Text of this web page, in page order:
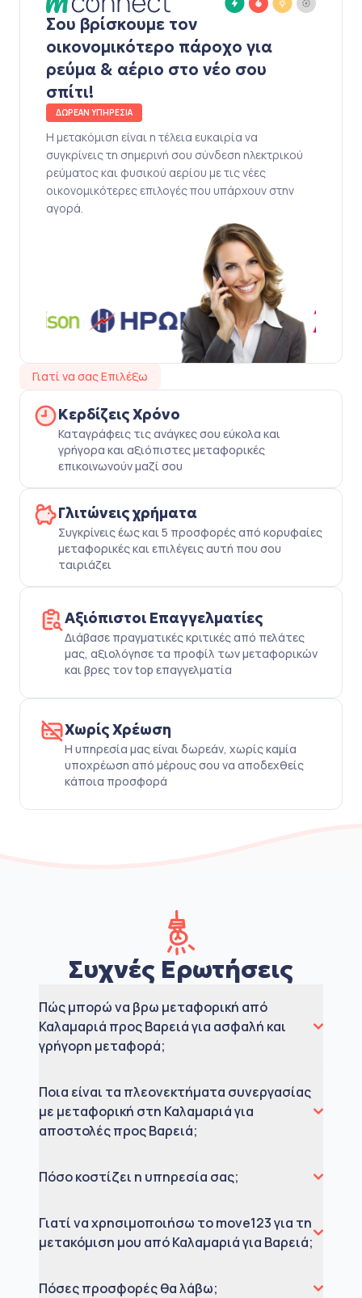
Σου βρίσκουμε τον
οικονομικότερο πάροχο για
ρεύμα & αέριο στο νέο σου
σπίτι!
ΔΩΡΕΑΝ ΥΠΗΡΕΣΙΑ
Η μετακόμιση είναι η τέλεια ευκαιρία να
συγκρίνεις τη σημερινή σου σύνδεση ηλεκτρικού
ρεύματος και φυσικού αερίου με τις νέες
οικονομικότερες επιλογές που υπάρχουν στην
αγορά.
Γιατί να σας Επιλέξω
Κερδίζεις Χρόνο
Καταγράφεις τις ανάγκες σου εύκολα και
γρήγορα και αξιόπιστες μεταφορικές
επικοινωνούν μαζί σου
Γλιτώνεις χρήματα
Συγκρίνεις έως και 5 προσφορές από κορυφαίες
μεταφορικές και επιλέγεις αυτή που σου
ταιριάζει
Αξιόπιστοι Επαγγελματίες
Διάβασε πραγματικές κριτικές από πελάτες
μας, αξιολόγησε τα προφίλ των μεταφορικών
και βρες τον top επαγγελματία
Χωρίς Χρέωση
Η υπηρεσία μας είναι δωρεάν, χωρίς καμία
υποχρέωση από μέρους σου να αποδεχθείς
κάποια προσφορά
Συχνές Ερωτήσεις
Πώς μπορώ να βρω μεταφορική από
Καλαμαριά προς Βαρειά για ασφαλή και
γρήγορη μεταφορά;
Ποια είναι τα πλεονεκτήματα συνεργασίας
με μεταφορική στη Καλαμαριά για
αποστολές προς Βαρειά;
Πόσο κοστίζει η υπηρεσία σας;
Γιατί να χρησιμοποιήσω το move123 για τη
μετακόμιση μου από Καλαμαριά για Βαρειά;
Πόσες προσφορές θα λάβω;